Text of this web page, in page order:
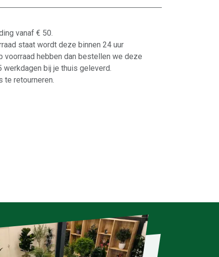
vanaf € 50.
staat wordt deze binnen 24 uur
voorraad hebben dan bestellen we deze
werkdagen bij je thuis geleverd.
te retourneren.